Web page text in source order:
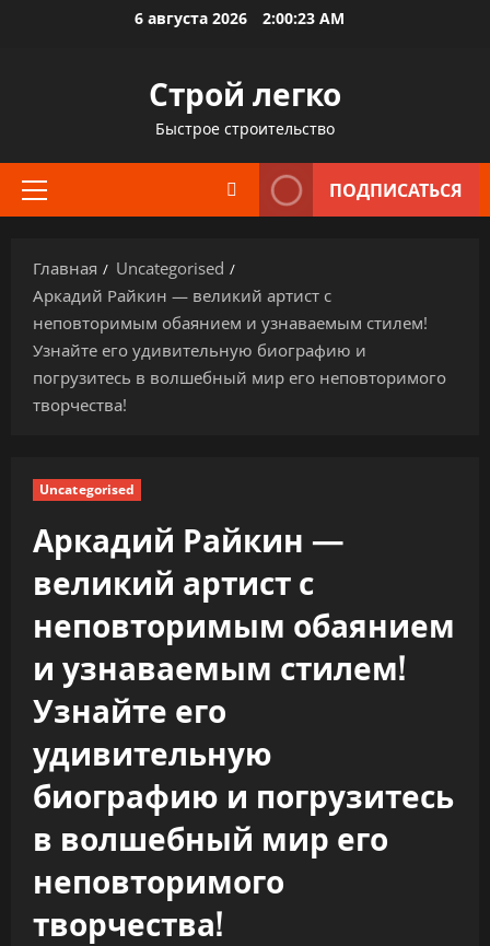
6 августа 2026 2:00:24 AM
Строй легко
Быстрое строительство
Основное
ПОДПИСАТЬСЯ
Главная
Uncategorised
Аркадий Райкин — великий артист с
неповторимым обаянием и узнаваемым стилем!
Узнайте его удивительную биографию и
погрузитесь в волшебный мир его неповторимого
творчества!
Uncategorised
Аркадий Райкин —
великий артист с
неповторимым обаянием
и узнаваемым стилем!
Узнайте его
удивительную
биографию и погрузитесь
в волшебный мир его
неповторимого
творчества!